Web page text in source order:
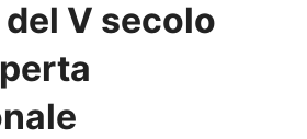
V secolo